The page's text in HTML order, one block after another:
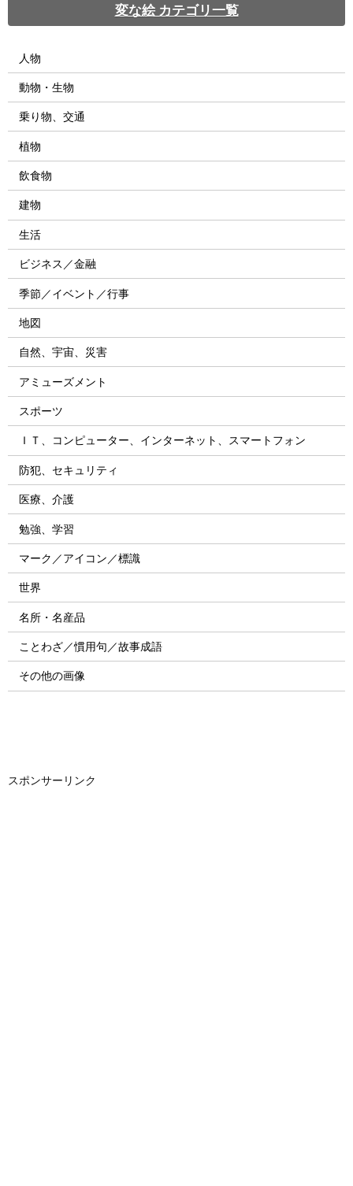
変な絵 カテゴリ一覧
人物
動物・生物
乗り物、交通
植物
飲食物
建物
生活
ビジネス／金融
季節／イベント／行事
地図
自然、宇宙、災害
アミューズメント
スポーツ
ＩＴ、コンピューター、インターネット、スマートフォン
防犯、セキュリティ
医療、介護
勉強、学習
マーク／アイコン／標識
世界
名所・名産品
ことわざ／慣用句／故事成語
その他の画像
スポンサーリンク